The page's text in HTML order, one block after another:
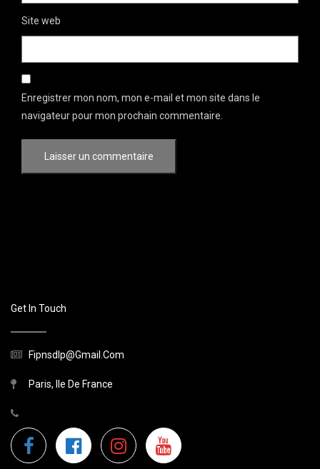
Site web
Enregistrer mon nom, mon e-mail et mon site dans le
navigateur pour mon prochain commentaire.
Get In Touch
Fipnsdlp@gmail.com
Paris, Ile De France